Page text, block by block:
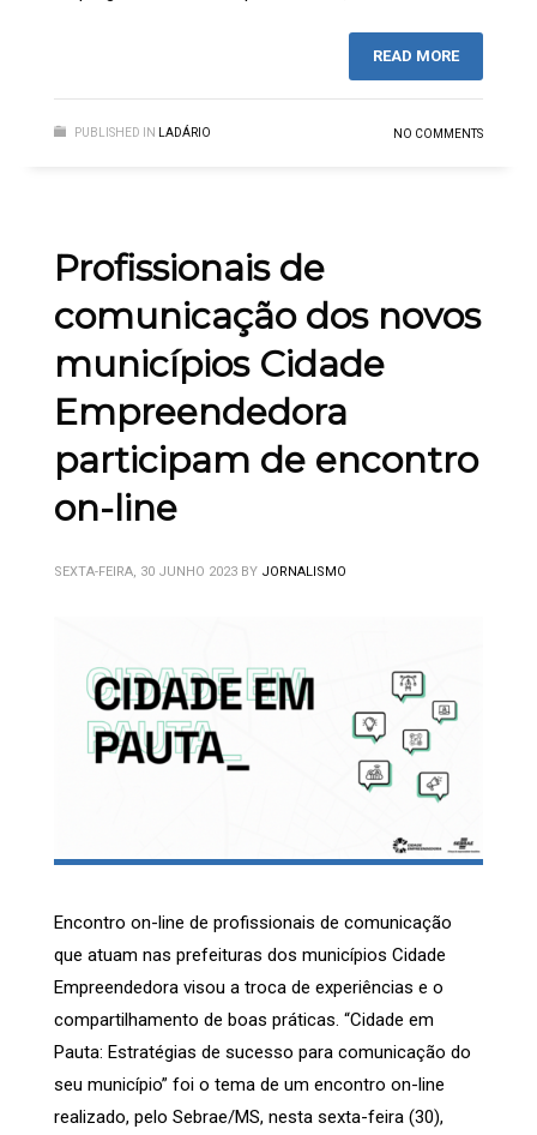
READ MORE
PUBLISHED IN LADÁRIO NO COMMENTS
Profissionais de
comunicação dos novos
municípios Cidade
Empreendedora
participam de encontro
on-line
SEXTA-FEIRA, 30 JUNHO 2023 BY JORNALISMO
Encontro on-line de profissionais de comunicação
que atuam nas prefeituras dos municípios Cidade
Empreendedora visou a troca de experiências e o
compartilhamento de boas práticas. “Cidade em
Pauta: Estratégias de sucesso para comunicação do
seu município” foi o tema de um encontro on-line
realizado, pelo Sebrae/MS, nesta sexta-feira (30),